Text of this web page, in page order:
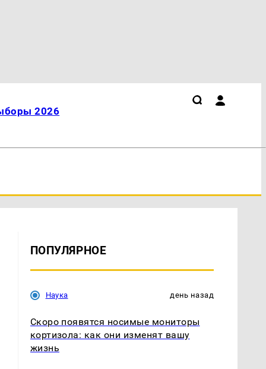
2026
ПОПУЛЯРНОЕ
Наука день назад
Скоро появятся носимые мониторы
кортизола: как они изменят вашу
жизнь